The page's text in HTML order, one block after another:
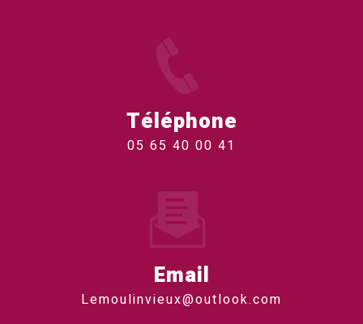
Téléphone
05 65 40 00 41
Email
lemoulinvieux@outlook.com